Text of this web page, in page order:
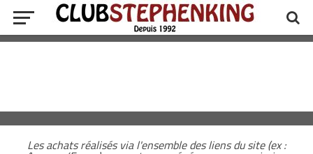
Les achats réalisés via l'ensemble des liens du site (ex :